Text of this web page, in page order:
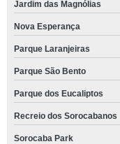
Jardim das Magnólias
Nova Esperança
Parque Laranjeiras
Parque São Bento
Parque dos Eucaliptos
Recreio dos Sorocabanos
Sorocaba Park